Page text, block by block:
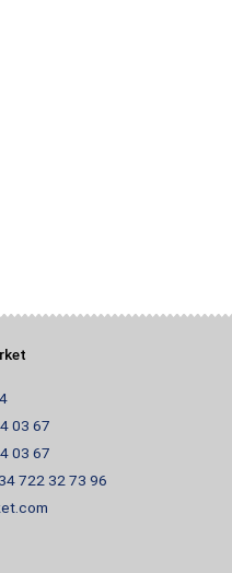
03 67
03 67
722 32 73 96